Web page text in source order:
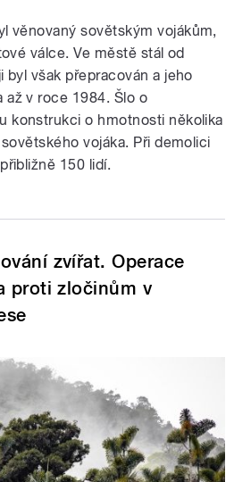
věnovaný sovětským vojákům,
válce. Ve městě stál od
však přepracován a jeho
až v roce 1984. Šlo o
konstrukci o hmotnosti několika
vojáka. Při demolici
150 lidí.
zvířat. Operace
proti zločinům v